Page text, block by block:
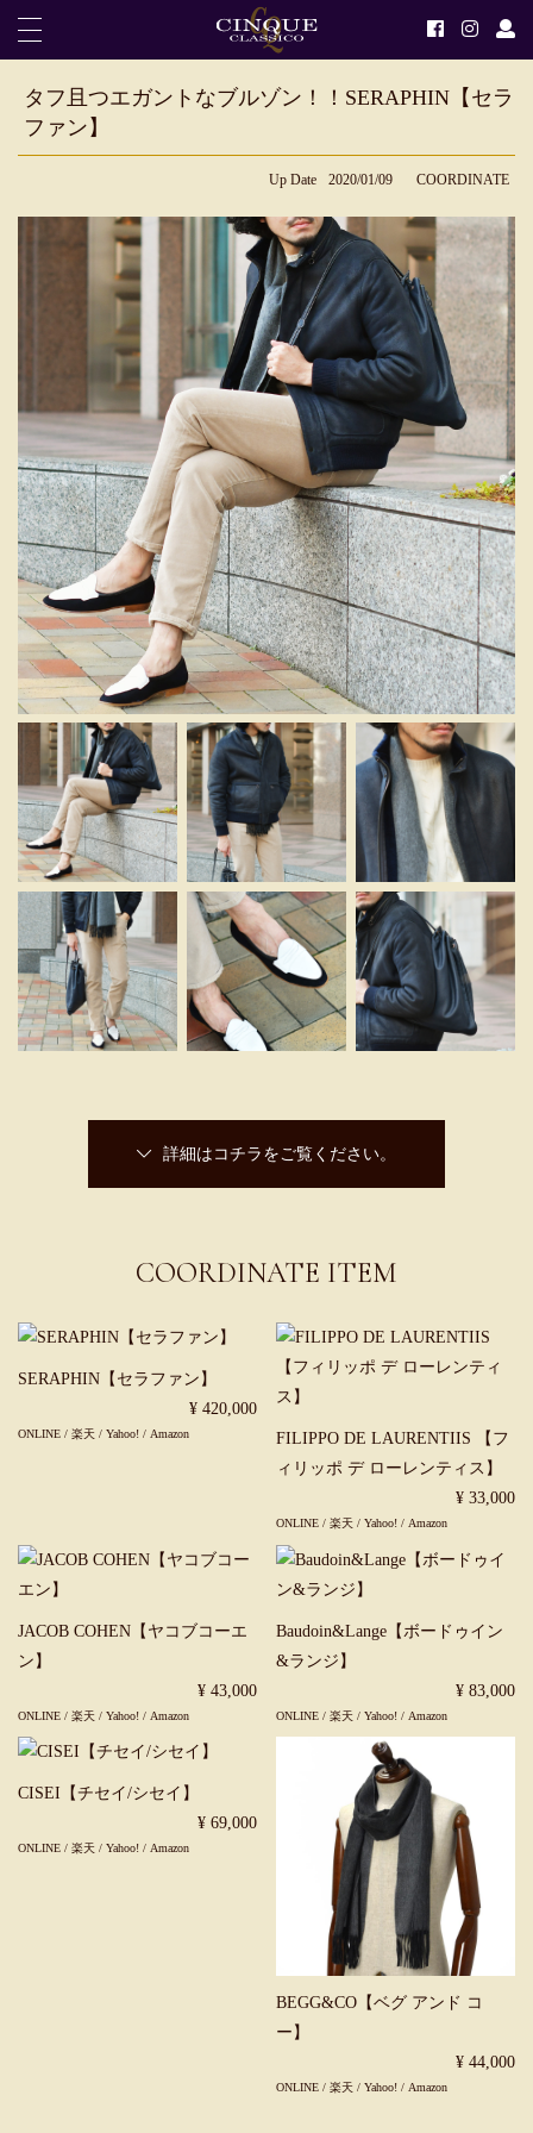
タフ且つエガントなブルゾン！！SERAPHIN【セラ
ファン】
Up Date 2020/01/09 COORDINATE
詳細はコチラをご覧ください。
COORDINATE ITEM
SERAPHIN【セラファン】
¥ 420,000
ONLINE / 楽天 / Yahoo! / Amazon
FILIPPO DE LAURENTIIS 【フ
ィリッポ デ ローレンティス】
¥ 33,000
ONLINE /楽天/Yahoo! /Amazon
JACOB COHEN【ヤコブコーエ
ン】
¥ 43,000
ONLINE / 楽天 / Yahoo! / Amazon
Baudoin&Lange【ボードゥイン
&ランジ】
¥ 83,000
ONLINE /楽天/Yahoo! / Amazon
CISEI【チセイ/シセイ】
¥ 69,000
ONLINE / 楽天 / Yahoo! / Amazon
BEGG&CO【ベグ アンド コ
ー】
¥ 44,000
ONLINE /楽天/Yahoo! / Amazon